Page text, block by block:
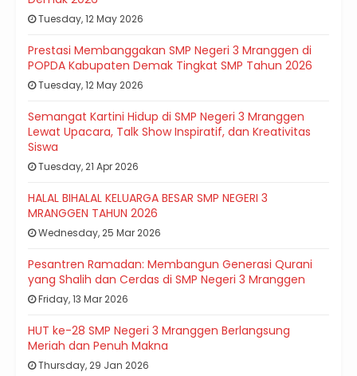
Tuesday, 12 May 2026
Prestasi Membanggakan SMP Negeri 3 Mranggen di
POPDA Kabupaten Demak Tingkat SMP Tahun 2026
Tuesday, 12 May 2026
Semangat Kartini Hidup di SMP Negeri 3 Mranggen
Lewat Upacara, Talk Show Inspiratif, dan Kreativitas
Siswa
Tuesday, 21 Apr 2026
HALAL BIHALAL KELUARGA BESAR SMP NEGERI 3
MRANGGEN TAHUN 2026
Wednesday, 25 Mar 2026
Pesantren Ramadan: Membangun Generasi Qurani
yang Shalih dan Cerdas di SMP Negeri 3 Mranggen
Friday, 13 Mar 2026
HUT ke-28 SMP Negeri 3 Mranggen Berlangsung
Meriah dan Penuh Makna
Thursday, 29 Jan 2026